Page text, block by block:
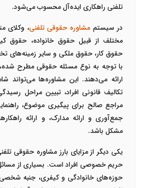
تلفنی راهکاری ایده‌آل محسوب می‌شود.
در سیستم مشاوره حقوقی تلفنی، وکلای
مختلف از قبیل حقوق خانواده، حقوق
حقوق کار، حقوق ملکی و سایر زمینه‌های
با توجه به نوع مسئله حقوقی مطرح شده،
ارائه می‌دهند. این مشاوره‌ها
تکالیف قانونی افراد، تبیین مراحل
مراجع صالح برای پیگیری موضوع،
جمع‌آوری و ارائه مدارک، و ارائه
مشکل باشد.
یکی دیگر از مزایای بارز مشاوره حقوقی
حریم خصوصی افراد است. بسیاری از
حوزه‌های خانوادگی و کیفری، جنبه